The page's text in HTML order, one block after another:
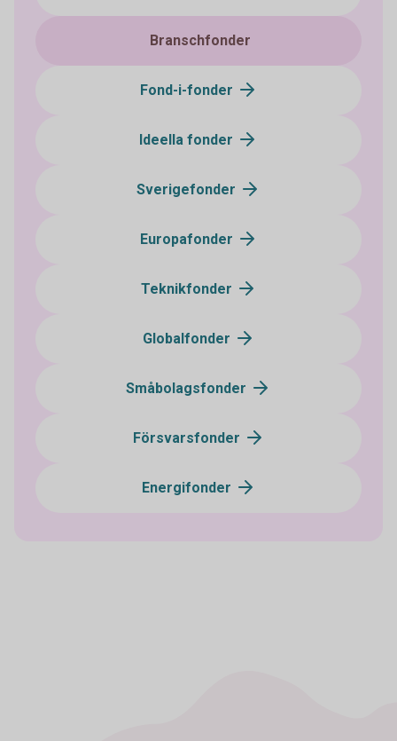
Branschfonder
Fond-i-fonder
Ideella fonder
Sverigefonder
Europafonder
Teknikfonder
Globalfonder
Småbolagsfonder
Försvarsfonder
Energifonder